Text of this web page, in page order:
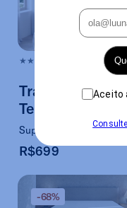
★★★★★5.0
Travesseiro
Tech
Suporte e conforto
R$699
-68%
Aceito